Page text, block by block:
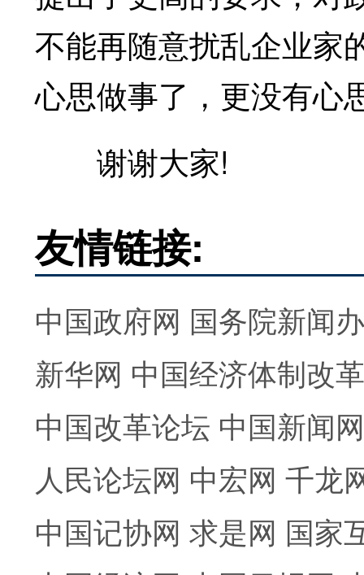
不能再随意扰乱企业家
心思做事了，更没有心
谢谢大家!
友情链接:
中国政府网 国务院新闻
新华网 中国经济体制改
中国改革论坛 中国新闻网
人民论坛网 中宏网 千龙
中国记协网 求是网 国家